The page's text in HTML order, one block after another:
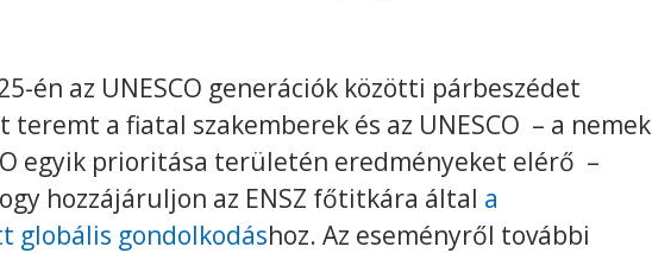
én az UNESCO generációk közötti párbeszédet
a fiatal szakemberek és az UNESCO – a nemek
egyik prioritása területén eredményeket elérő –
hozzájáruljon az ENSZ főtitkára által a
gondolkodáshoz. Az eseményről további